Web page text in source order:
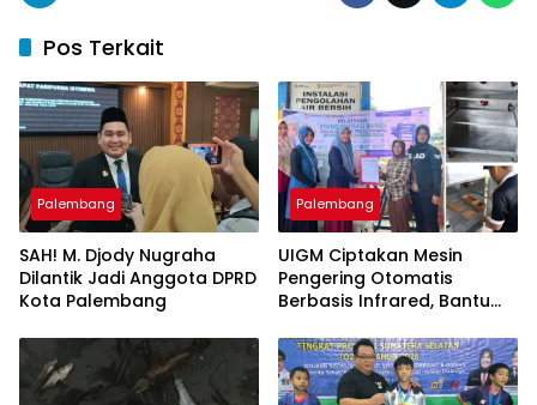
Pos Terkait
Palembang
SAH! M. Djody Nugraha
Dilantik Jadi Anggota DPRD
Kota Palembang
Palembang
UIGM Ciptakan Mesin
Pengering Otomatis
Berbasis Infrared, Bantu
Pulau Kemaro